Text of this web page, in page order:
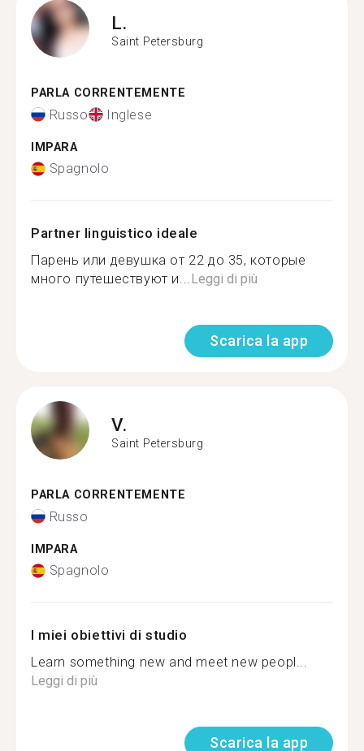
L.
Saint Petersburg
PARLA CORRENTEMENTE
Russo Inglese
IMPARA
Spagnolo
Partner linguistico ideale
Парень или девушка от 22 до 35, которые
много путешествуют и...Leggi di più
Scarica la app
V.
Saint Petersburg
PARLA CORRENTEMENTE
Russo
IMPARA
Spagnolo
I miei obiettivi di studio
Learn something new and meet new peopl...
Leggi di più
Scarica la app